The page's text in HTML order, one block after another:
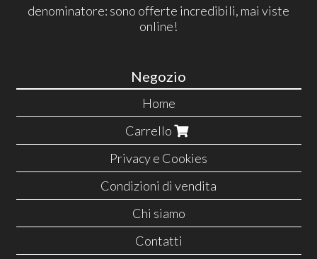
denominatore: sono offerte incredibili, mai viste
online!
Negozio
Home
Carrello
Privacy e Cookies
Condizioni di vendita
Chi siamo
Contatti